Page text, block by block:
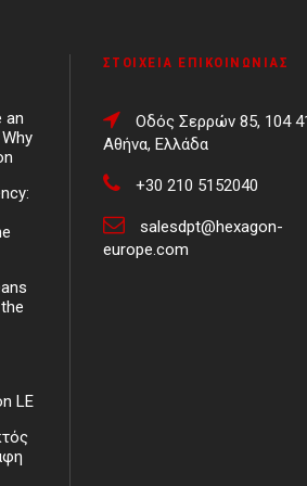
an
LE
ΣΤΟΙΧΕΊΑ ΕΠΙΚΟΙΝΩΝΊΑΣ
Οδός Σερρών 85, 104
Αθήνα, Ελλάδα
+30 210 5152040
salesdpt@hexagon-
europe.com